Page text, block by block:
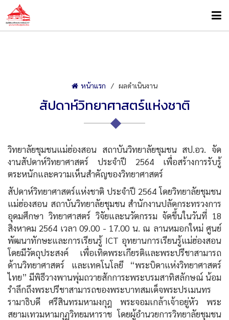
หน้าแรก ผลดำเนินงาน
สัปดาห์วิทยาศาสตร์แห่งชาติ
วิทยาลัยชุมชนแม่ฮ่องสอน สถาบันวิทยาลัยชุมชน สป.อว. จัด
งานสัปดาห์วิทยาศาสตร์ ประจำปี 2564 เพื่อสร้างการรับรู้
ตระหนักและความเห็นสำคัญของวิทยาศาสตร์
สัปดาห์วิทยาศาสตร์แห่งชาติ ประจำปี 2564 โดยวิทยาลัยชุมชน
แม่ฮ่องสอน สถาบันวิทยาลัยชุมชน สำนักงานปลัดกระทรวงการ
อุดมศึกษา วิทยาศาสตร์ วิจัยและนวัตกรรม จัดขึ้นในวันที่ 18
สิงหาคม 2564 เวลา 09.00 - 17.00 น. ณ ลานหมอกใหม่ ศูนย์
พัฒนาทักษะและการเรียนรู้ ICT อุทยานการเรียนรู้แม่ฮ่องสอน
โดยมีวัตถุประสงค์ เพื่อเทิดพระเกียรติและพระปรีชาสามารถ
ด้านวิทยาศาสตร์ และเทคโนโลยี “พระบิดาแห่งวิทยาศาสตร์
ไทย” มีพิธีวางพานพุ่มถวายสักการะพระบรมสาทิสลักษณ์ น้อม
รำลึกถึงพระปรีชาสามารถของพระบาทสมเด็จพระปรเมนทร
รามาธิบดี ศรีสินทรมหามงกุฎ พระจอมเกล้าเจ้าอยู่หัว พระ
สยามเทวมหามกุฏวิทยมหาราช โดยผู้อำนวยการวิทยาลัยชุมชน